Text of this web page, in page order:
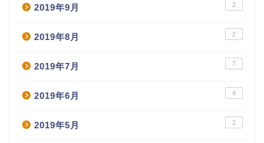
2019年9月 2
2019年8月 2
2019年7月 7
2019年6月 4
2019年5月 2